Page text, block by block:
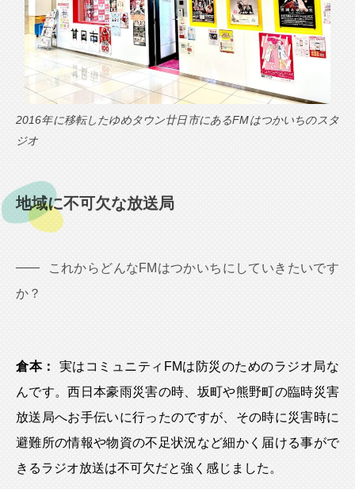
2016年に移転したゆめタウン廿日市にあるFMはつかいちのスタ
ジオ
地域に不可欠な放送局
これからどんなFMはつかいちにしていきたいです
か？
倉本：
実はコミュニティFMは防災のためのラジオ局な
んです。西日本豪雨災害の時、坂町や熊野町の臨時災害
放送局へお手伝いに行ったのですが、その時に災害時に
避難所の情報や物資の不足状況など細かく届ける事がで
きるラジオ放送は不可欠だと強く感じました。